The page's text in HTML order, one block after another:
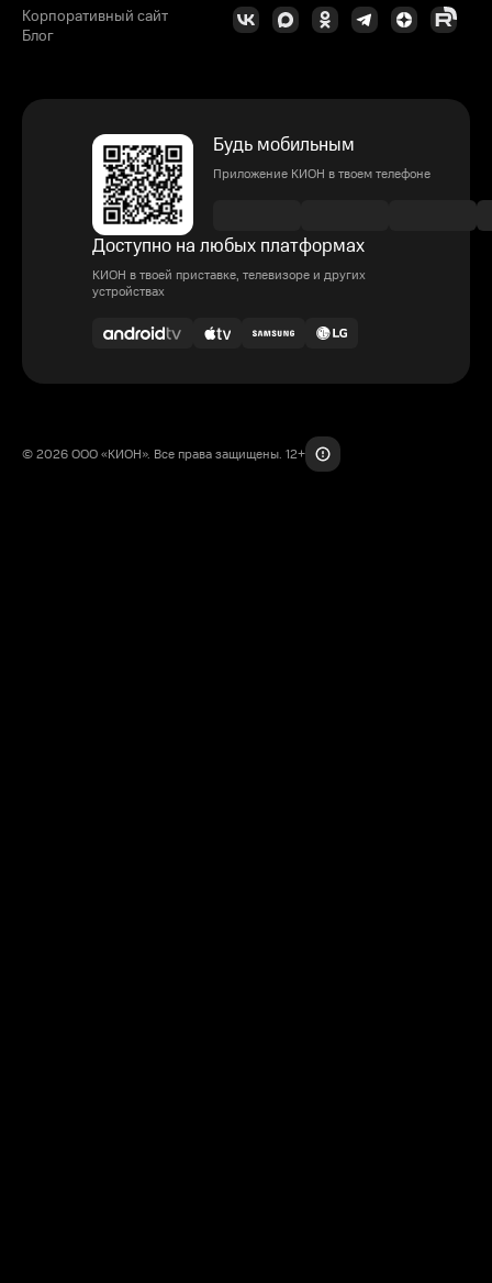
Корпоративный сайт
Блог
Будь мобильным
Приложение КИОН в твоем телефоне
Доступно на любых платформах
КИОН в твоей приставке, телевизоре и других
устройствах
© 2026 ООО «КИОН». Все права защищены. 12+